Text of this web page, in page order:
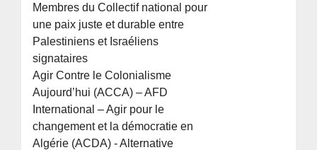
Membres du Collectif national pour
une paix juste et durable entre
Palestiniens et Israéliens
signataires
Agir Contre le Colonialisme
Aujourd’hui (ACCA) – AFD
International – Agir pour le
changement et la démocratie en
Algérie (ACDA) - Alternative